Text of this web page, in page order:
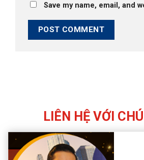
Save my name, email, and
LIÊN HỆ VỚI